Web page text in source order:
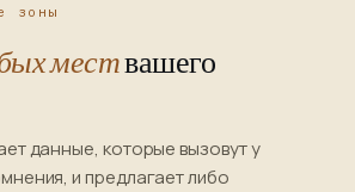
зоны
мествашего
данные, которые вызовут у
и предлагает либо